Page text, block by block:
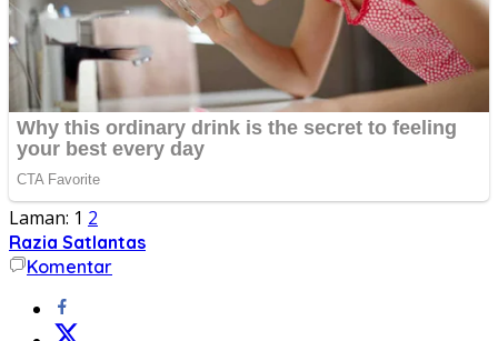
Laman: 1 2
Razia Satlantas
Komentar